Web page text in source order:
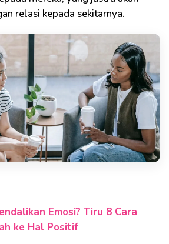
relasi kepada sekitarnya.
Emosi? Tiru 8 Cara
ke Hal Positif